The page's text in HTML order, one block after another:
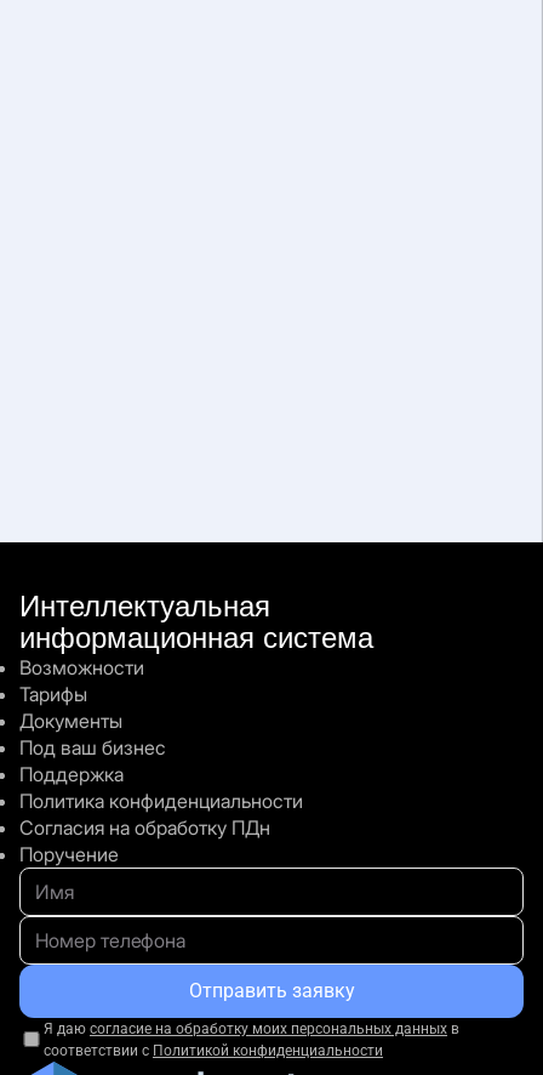
FAQ
Что значит модульная система?
Мы будем рады Вам
объяснить.
Интеллектуальная
информационная система
Возможности
Тарифы
Документы
Под ваш бизнес
Поддержка
Политика конфиденциальности
Согласия на обработку ПДн
Поручение
Отправить заявку
Я даю согласие на обработку моих персональных данных в
соответствии с Политикой конфиденциальности